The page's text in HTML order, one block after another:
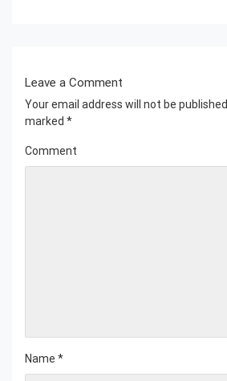
Leave a Comment
Your email address will not be published.
marked *
Comment
Name *